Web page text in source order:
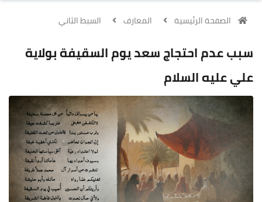
الصفحة الرئيسية المعارف السبط الثاني
سبب عدم احتجاج سعد يوم السقيفة بولاية
علي عليه السلام